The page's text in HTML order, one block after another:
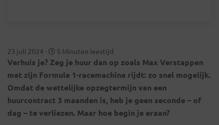
23 juli 2024 - 5 Minuten leestijd
Verhuis je? Zeg je huur dan op zoals Max Verstappen
met zijn Formule 1-racemachine rijdt: zo snel mogelijk.
Omdat de wettelijke opzegtermijn van een
huurcontract 3 maanden is, heb je geen seconde – of
dag – te verliezen. Maar hoe begin je eraan?